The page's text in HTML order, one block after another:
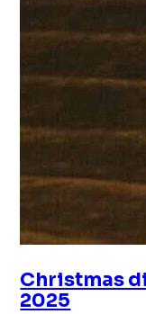
Christmas
2025